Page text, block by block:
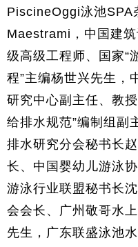
PiscineOggi泳池
Maestrami，中国建
级高级工程师、国家“
程”主编杨世兴先生，
研究中心副主任、教
给排水规范”编制组副
排水研究分会秘书长
长、中国婴幼儿游泳
游泳行业联盟秘书长
会会长、广州敬哥水
先生，广东联盛泳池